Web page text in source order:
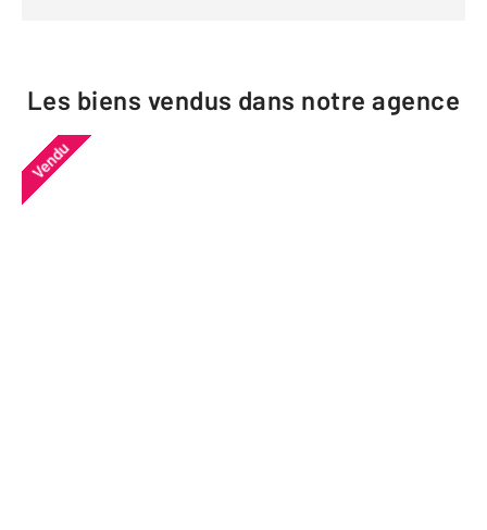
Les biens vendus dans notre agence
Vendu